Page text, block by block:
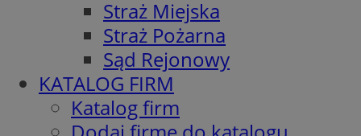
Straż Miejska
Straż Pożarna
Sąd Rejonowy
KATALOG FIRM
Katalog firm